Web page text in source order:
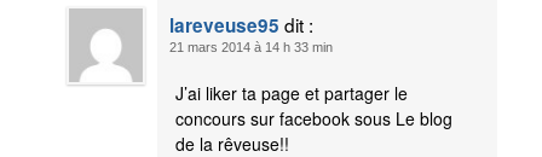
lareveuse95 dit :
21 mars 2014 à 14 h 33 min
J’ai liker ta page et partager le
concours sur facebook sous Le blog
de la rêveuse!!